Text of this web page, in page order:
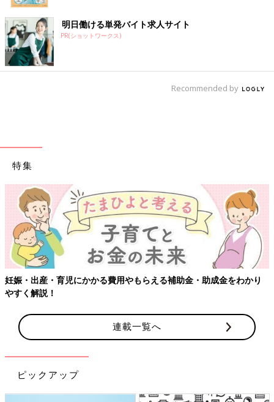
明日働ける単発バイト求人サイト
PR(ショットワークス)
Recommended by
特集
妊娠・出産・育児にかかる費用やもらえる補助金・助成金をわかり
やすく解説！
連載一覧へ
ピックアップ